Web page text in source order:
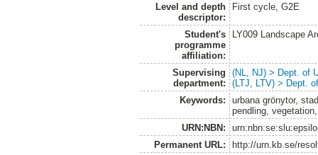
Level and depth
descriptor:
First cycle, G2E
Student's
programme
affiliation:
LY009 Landscape
Supervising
department:
(NL, NJ) > Dept. of
(LTJ, LTV) > Dept.
Keywords:
urbana grönytor,
pendling,
URN:NBN:
Permanent URL:
http://urn.kb.se/